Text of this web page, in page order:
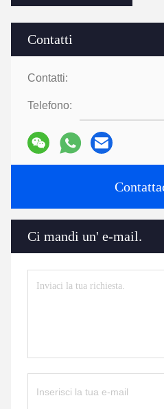
Contatti
Contatti:
Telefono:
Ci mandi un' e-mail.